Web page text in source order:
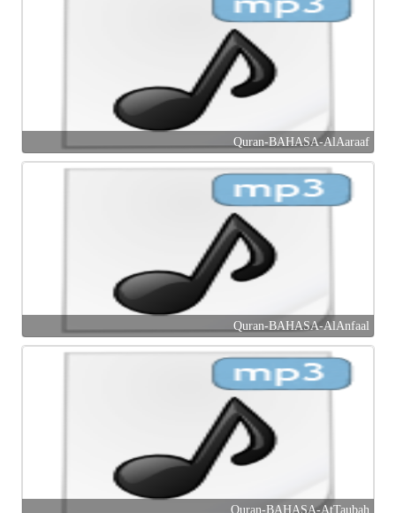
Quran-BAHASA-AlAaraaf
Quran-BAHASA-AlAnfaal
Quran-BAHASA-AtTaubah